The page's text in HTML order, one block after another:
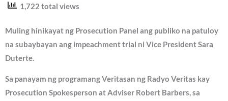
1,722 total views
Muling hinikayat ng Prosecution Panel ang publiko na patuloy
na subaybayan ang impeachment trial ni Vice President Sara
Duterte.
Sa panayam ng programang Veritasan ng Radyo Veritas kay
Prosecution Spokesperson at Adviser Robert Barbers, sa